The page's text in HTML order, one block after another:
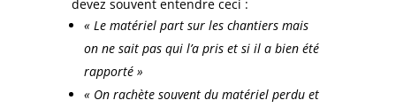
devez souvent entendre ceci :
« Le matériel part sur les chantiers mais
on ne sait pas qui l’a pris et si il a bien été
rapporté »
« On rachète souvent du matériel perdu et